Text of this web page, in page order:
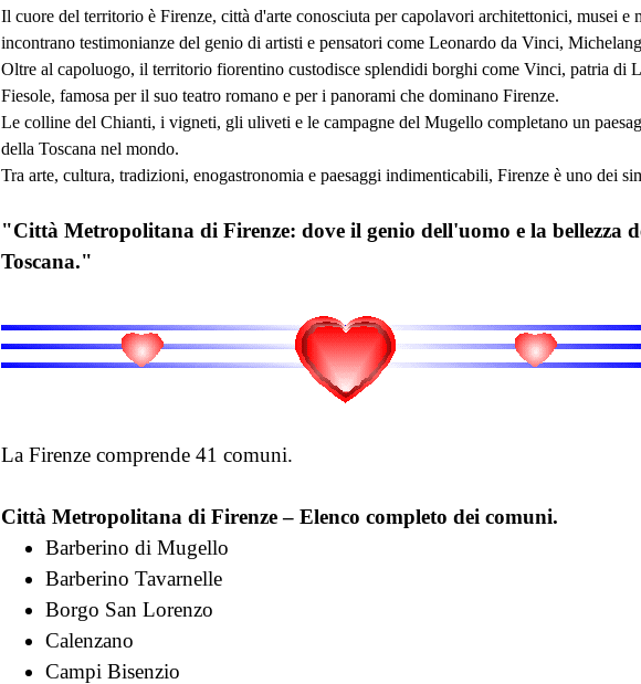
Il cuore del territorio è Firenze, città d'arte conosciuta per capolavori architettonici, musei e
incontrano testimonianze del genio di artisti e pensatori come Leonardo da Vinci,
Oltre al capoluogo, il territorio fiorentino custodisce splendidi borghi come Vinci, patria di
Fiesole, famosa per il suo teatro romano e per i panorami che dominano Firenze.
Le colline del Chianti, i vigneti, gli uliveti e le campagne del Mugello completano un
della Toscana nel mondo.
Tra arte, cultura, tradizioni, enogastronomia e paesaggi indimenticabili, Firenze è uno dei
"Città Metropolitana di Firenze: dove il genio dell'uomo e la bellezza
Toscana."
La Firenze comprende 41 comuni.
Città Metropolitana di Firenze – Elenco completo dei comuni.
Barberino di Mugello
Barberino Tavarnelle
Borgo San Lorenzo
Calenzano
Campi Bisenzio